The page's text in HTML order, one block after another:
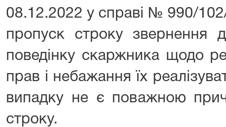
08.12.2022 у справі № 990/
пропуск строку звернення
поведінку скаржника щодо
прав і небажання їх
випадку не є поважною
строку.